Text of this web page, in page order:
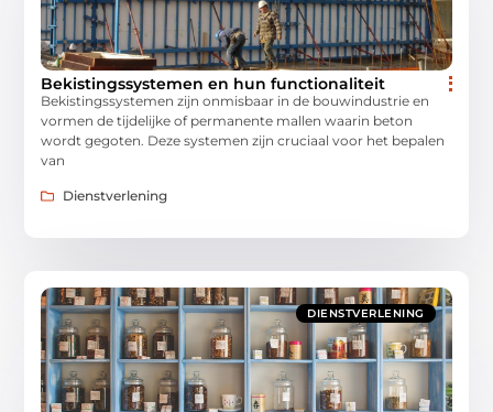
Bekistingssystemen en hun functionaliteit
Bekistingssystemen zijn onmisbaar in de bouwindustrie en
vormen de tijdelijke of permanente mallen waarin beton
wordt gegoten. Deze systemen zijn cruciaal voor het bepalen
van
Dienstverlening
DIENSTVERLENING